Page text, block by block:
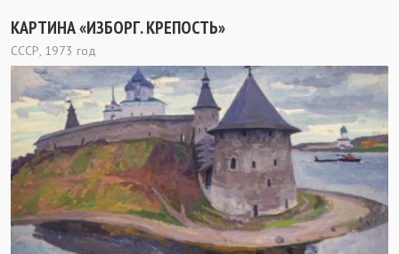
КАРТИНА «ИЗБОРГ. КРЕПОСТЬ»
СССР, 1973 год